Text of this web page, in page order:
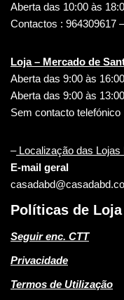
Aberta das 10:00 às
Contactos : 964309617
Loja – Mercado de
Aberta das 9:00 às
Aberta das 9:00 às
Sem contacto telefónico
–Localização das Lojas
E-mail geral
Políticas de Loja
Seguir enc. CTT
Privacidade
Termos de Utilização